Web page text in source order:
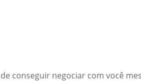
conseguir negociar com você